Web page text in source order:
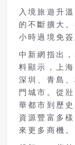
入境旅遊升
的不斷擴大
小時過境免
中新網指出
料顯示，上
深圳、青島
門城市。從
華都市到歷
資源豐富多
來更多商機。